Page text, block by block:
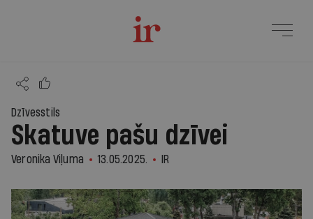
Dzīvesstils
Skatuve pašu dzīvei
Veronika Viļuma 13.05.2025. IR